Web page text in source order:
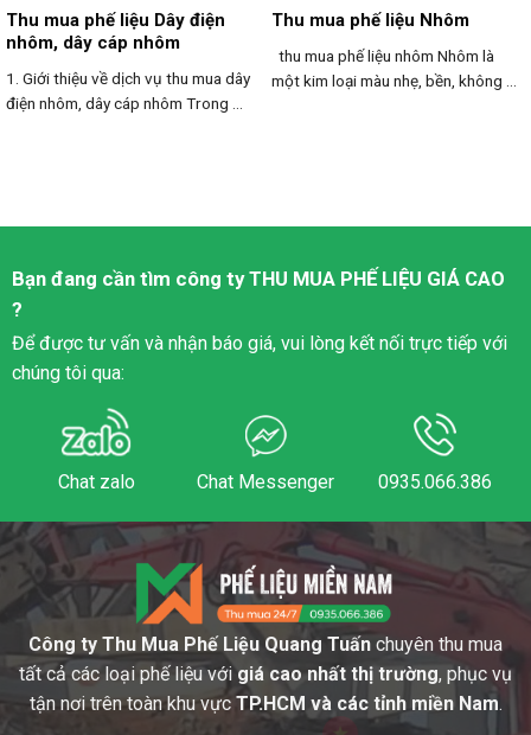
Thu mua phế liệu Dây điện
nhôm, dây cáp nhôm
1. Giới thiệu về dịch vụ thu mua dây
điện nhôm, dây cáp nhôm Trong ...
Thu mua phế liệu Nhôm
thu mua phế liệu nhôm Nhôm là
một kim loại màu nhẹ, bền, không ...
Bạn đang cần tìm công tyTHU MUA PHẾ LIỆU GIÁ CAO
?
Để được tư vấn và nhận báo giá, vui lòng kết nối trực tiếp với
chúng tôi qua:
Chat zalo Chat Messenger 0935.066.386
Công ty Thu Mua Phế Liệu Quang Tuấn chuyên thu mua
tất cả các loại phế liệu vớigiá cao nhất thị trường, phục vụ
tận nơi trên toàn khu vực TP.HCM và các tỉnh miền Nam.